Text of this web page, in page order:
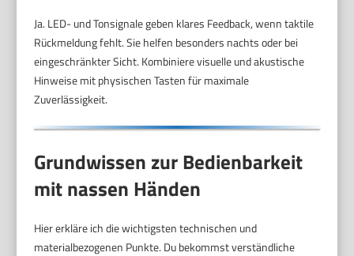
Ja. LED- und Tonsignale geben klares Feedback, wenn taktile
Rückmeldung fehlt. Sie helfen besonders nachts oder bei
eingeschränkter Sicht. Kombiniere visuelle und akustische
Hinweise mit physischen Tasten für maximale
Zuverlässigkeit.
Grundwissen zur Bedienbarkeit
mit nassen Händen
Hier erkläre ich die wichtigsten technischen und
materialbezogenen Punkte. Du bekommst verständliche